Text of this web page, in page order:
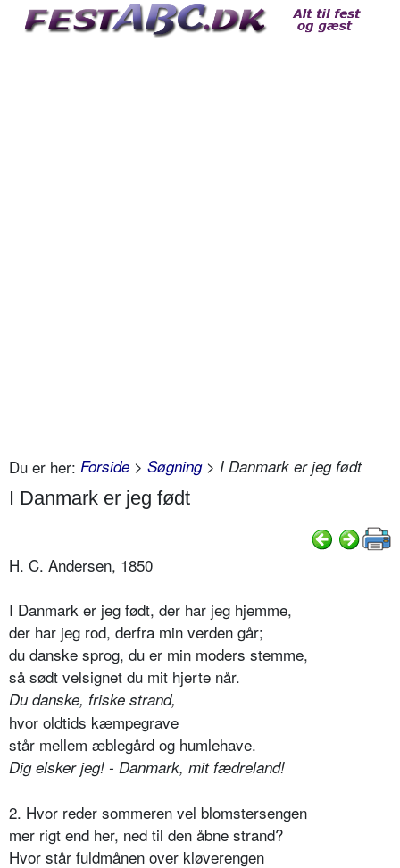
Du er her: Forside > Søgning> I Danmark er jeg født
I Danmark er jeg født
H. C. Andersen, 1850
I Danmark er jeg født, der har jeg hjemme,
der har jeg rod, derfra min verden går;
du danske sprog, du er min moders stemme,
så sødt velsignet du mit hjerte når.
Du danske, friske strand,
hvor oldtids kæmpegrave
står mellem æblegård og humlehave.
Dig elsker jeg! - Danmark, mit fædreland!
2. Hvor reder sommeren vel blomstersengen
mer rigt end her, ned til den åbne strand?
Hvor står fuldmånen over kløverengen